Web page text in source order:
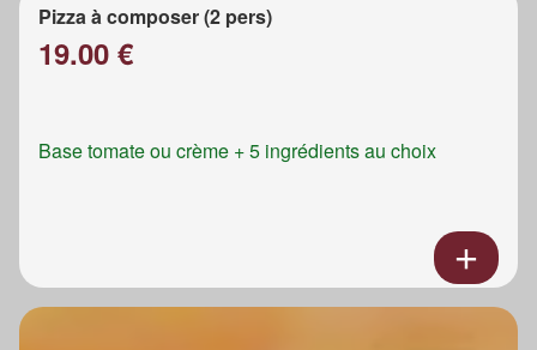
Pizza à composer (2 pers)
19.00 €
Base tomate ou crème + 5 ingrédients au choix